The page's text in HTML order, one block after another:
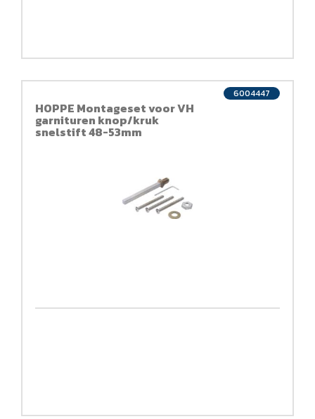
HOPPE Montageset voor VH
garnituren knop/kruk
snelstift 48-53mm
6004447